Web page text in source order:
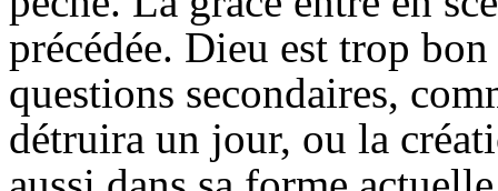
précédée. Dieu est trop
questions secondaires,
détruira un jour, ou la